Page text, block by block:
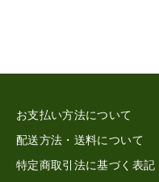
お支払い方法について
配送方法・送料について
特定商取引法に基づく表記